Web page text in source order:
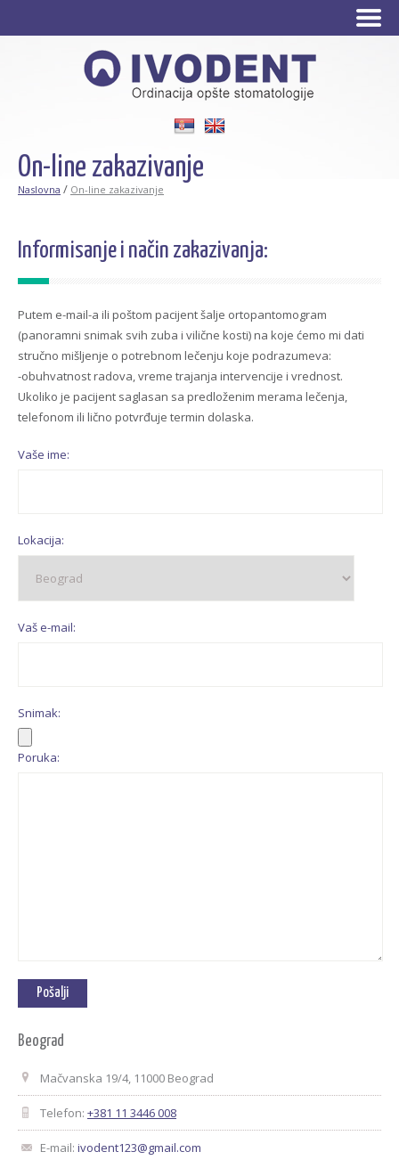
On-line zakazivanje
Naslovna / On-line zakazivanje
Informisanje i način zakazivanja:
Putem e-mail-a ili poštom pacijent šalje ortopantomogram
(panoramni snimak svih zuba i vilične kosti) na koje ćemo mi dati
stručno mišljenje o potrebnom lečenju koje podrazumeva:
-obuhvatnost radova, vreme trajanja intervencije i vrednost.
Ukoliko je pacijent saglasan sa predloženim merama lečenja,
telefonom ili lično potvrđuje termin dolaska.
Vaše ime:
Lokacija:
Vaš e-mail:
Snimak:
Poruka:
Beograd
Mačvanska 19/4, 11000 Beograd
Telefon: +381 11 3446 008
E-mail: ivodent123@gmail.com